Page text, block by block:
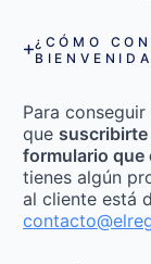
¿CÓMO
Para
que
formulario que
tienes algún
al cliente está